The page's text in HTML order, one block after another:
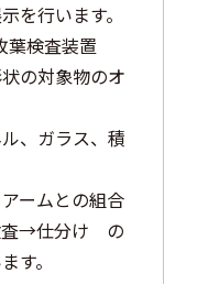
を行います。
検査装置
対象物のオ
、ガラス、積
ームとの組合
査→仕分け の
す。